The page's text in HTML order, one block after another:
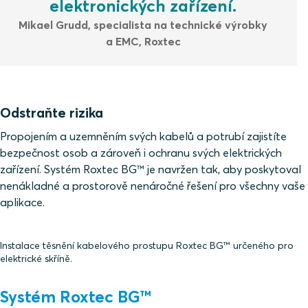
Funkční uzemňovací spojení slouží jiným účelům než
elektrické bezpečnosti a může přenášet proud v rámci
svého běžného provozu.
nepřenášejí proud, zachovávají zemní potenciál.
obklopeno dalším vodičem, např. kovovým stínicím
pláštěm, který může fungovat jako vodič vyrovnávající
elektronických zařízení.
Mikael Grudd, specialista na technické výrobky
a EMC, Roxtec
Odstraňte rizika
Propojením a uzemněním svých kabelů a potrubí zajistíte
bezpečnost osob a zároveň i ochranu svých elektrických
zařízení. Systém Roxtec BG™ je navržen tak, aby poskytoval
nenákladné a prostorově nenáročné řešení pro všechny vaše
aplikace.
Instalace těsnění kabelového prostupu Roxtec BG™ určeného pro
elektrické skříně.
Systém Roxtec BG™